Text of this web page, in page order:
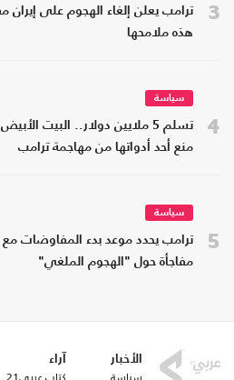
3
ترامب يعلن إلغاء الهجوم على
هذه ملامحها
4
سياسة
تسلم 5 ملايين دولار.. البيت
منع أحد أدواتها من مهاجمة ترامب
5
سياسة
ترامب يحدد موعد بدء المفاوضات
مفاجأة حول "الهجوم الملغي"
الأخبار آراء